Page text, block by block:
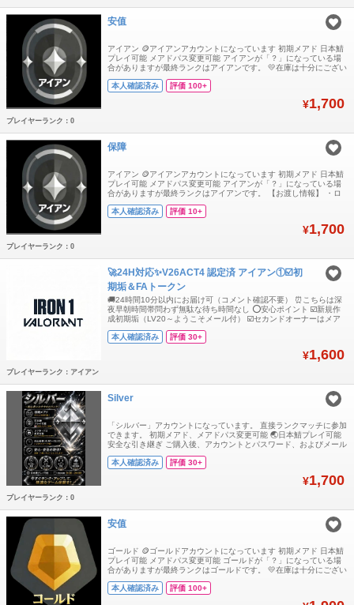
安值
アイアン 🪙アイアンアカウントになっています 初期メアド 日本鯖
プレイ可能 メアドパス変更可能 アイアンが「？」になっている場
合がありますが最終ランクはアイアンです。 💛在庫は十分にござい
軽にお声がけください。割引対応可能です。 💙営業時間：9:00～翌
本人確認済み 評価 100+
¥1,700
プレイヤーランク：0
保障
アイアン 🪙アイアンアカウントになっています 初期メアド 日本鯖
プレイ可能 メアドパス変更可能 アイアンが「？」になっている場
合がありますが最終ランクはアイアンです。 【お渡し情報】 ・ロ
プラットフォームには安価なアカウントがいくつかあることは知っ
本人確認済み 評価 10+
¥1,700
プレイヤーランク：0
🚀24H対応✨️V26ACT4 認定済 アイアン①☑️初
期垢＆FAトークン
🚚24時間10分以内にお届け可（コメント確認不要） ⏰️こちらは深
夜早朝時間帯問わず無駄な待ち時間なし ⭕️安心ポイント ☑️新規作
成初期垢（LV20～ようこそメール付） ☑️セカンドオーナーはメア
初期垢なので取返しの危険なし ☑️期限切れ❓️と違い認定後ランクが
本人確認済み 評価 30+
¥1,600
プレイヤーランク：アイアン
Silver
「シルバー」アカウントになっています。 直接ランクマッチに参加
できます。 初期メアド、メアドパス変更可能 🌏日本鯖プレイ可能
安全な引き継ぎ ご購入後、アカウントとパスワード、およびメール
には安価なアカウントがいくつかあることは知っていますが、それ
本人確認済み 評価 30+
¥1,700
プレイヤーランク：0
安值
ゴールド 🪙ゴールドアカウントになっています 初期メアド 日本鯖
プレイ可能 メアドパス変更可能 ゴールドが「？」になっている場
合がありますが最終ランクはゴールドです。 💛在庫は十分にござい
軽にお声がけください。割引対応可能です。 💙営業時間：9:00～翌
本人確認済み 評価 100+